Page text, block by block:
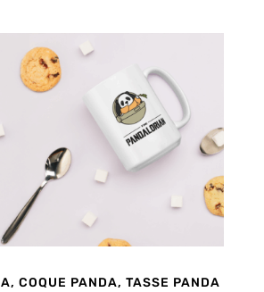
COQUE PANDA, TASSE PANDA